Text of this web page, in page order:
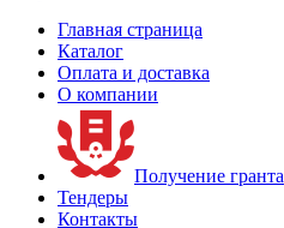
Главная страница
Каталог
Оплата и доставка
О компании
Получение гранта
Тендеры
Контакты